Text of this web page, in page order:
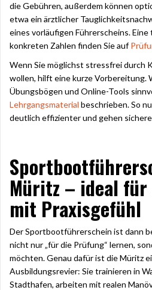
die Gebühren, außerdem können
etwa ein ärztlicher
eines vorläufigen Führerscheins.
konkreten Zahlen finden Sie auf
Wenn Sie möglichst stressfrei durch
wollen, hilft eine kurze Vorbereitung.
Übungsbögen und Online-Tools
Lehrgangsmaterial beschrieben. So
deutlich effizienter und gehen
Müritz – ideal
mit Praxisgefühl
Der Sportbootführerschein ist dann
nicht nur „für die Prüfung“ lernen,
möchten. Genau dafür ist die Müritz
Ausbildungsrevier: Sie trainieren in
Stadthafen, arbeiten mit realen